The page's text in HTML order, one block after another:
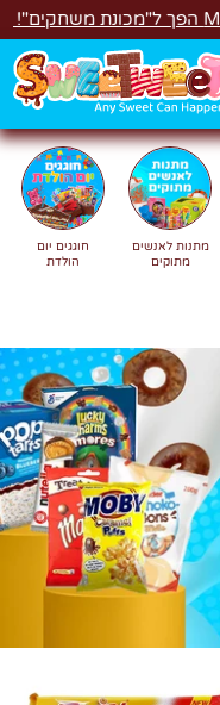
מתנות לאנשים
מתוקים
חוגגים יום
הולדת